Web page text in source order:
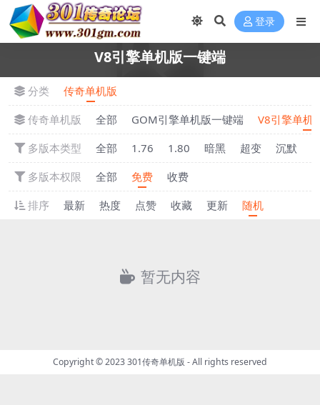
登录
V8引擎单机版一键端
分类
传奇单机版
传奇单机版
全部 GOM引擎单机版一键端
V8引擎单机
多版本类型
全部 1.76 1.80 暗黑 超变 沉默
多版本权限
全部 免费
收费
排序
最新 热度 点赞 收藏 更新 随机
暂无内容
Copyright © 2023301传奇单机版 - All rights reserved